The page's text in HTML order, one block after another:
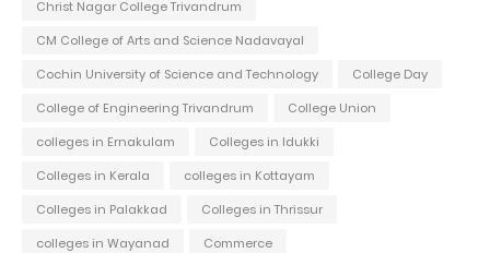
Christ Nagar College Trivandrum
CM College of Arts and Science Nadavayal
Cochin University of Science and Technology
College Day
College of Engineering Trivandrum
College Union
colleges in Ernakulam
Colleges in Idukki
Colleges in Kerala
colleges in Kottayam
Colleges in Palakkad
Colleges in Thrissur
colleges in Wayanad
Commerce